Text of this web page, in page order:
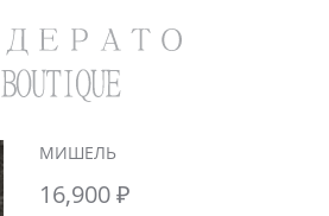
МИШЕЛЬ
16,900₽